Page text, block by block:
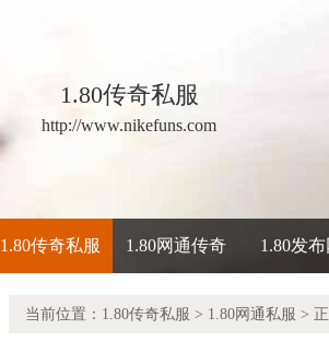
1.80传奇私服
http://www.nikefuns.com
1.80传奇私服 1.80网通传奇 1.80发布
当前位置： 1.80传奇私服 > 1.80网通私服 >